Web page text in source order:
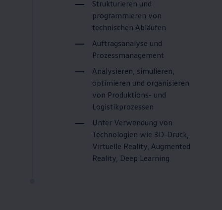
Strukturieren und
programmieren von
technischen Abläufen
Auftragsanalyse und
Prozessmanagement
Analysieren, simulieren,
optimieren und organisieren
von Produktions- und
Logistikprozessen
Unter Verwendung von
Technologien wie 3D-Druck,
Virtuelle Reality, Augmented
Reality, Deep Learning